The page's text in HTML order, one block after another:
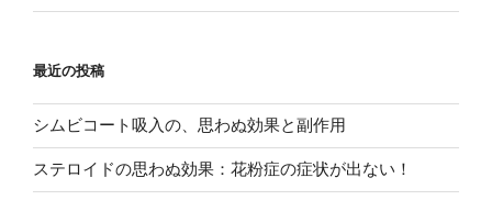
最近の投稿
シムビコート吸入の、思わぬ効果と副作用
ステロイドの思わぬ効果：花粉症の症状が出ない！